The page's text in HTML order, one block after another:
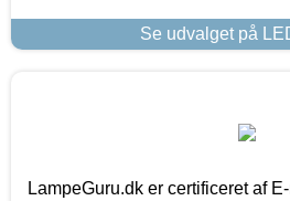
Se udvalget på
LampeGuru.dk er certificeret af